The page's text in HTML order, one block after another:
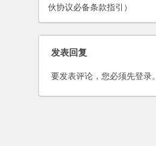
伙协议必备条款指引）
发表回复
要发表评论，您必须先登录。